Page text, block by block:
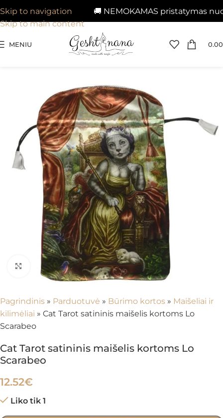
🚚 NEMOKAMAS pristatymas
Skip to navigation
Skip to main content
MENIU 0.00
Spustelėkite, kad padidintumėte
Pagrindinis » Parduotuvė » Būrimo kortos » Maišeliai ir
kilimėliai » Cat Tarot satininis maišelis kortoms Lo
Scarabeo
Cat Tarot satininis maišelis kortoms Lo
Scarabeo
12.52€
Liko tik 1